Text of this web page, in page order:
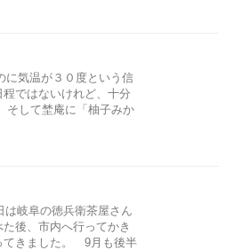
に気温が３０度という信
ではないけれど、十分
そして埜庵に「柚子みか
岐阜の徳兵衛茶屋さん
後、市内へ行ってかき
てきました。 9月も後半